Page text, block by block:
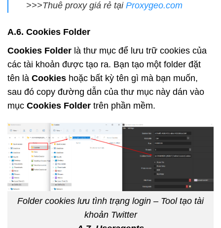
>>>Thuê proxy giá rẻ tại Proxygeo.com
A.6. Cookies Folder
Cookies Folder là thư mục để lưu trữ cookies của
các tài khoản được tạo ra. Bạn tạo một folder đặt
tên là Cookies hoặc bất kỳ tên gì mà bạn muốn,
sau đó copy đường dẫn của thư mục này dán vào
mục Cookies Folder trên phần mềm.
Folder cookies lưu tình trạng login – Tool tạo tài
khoản Twitter